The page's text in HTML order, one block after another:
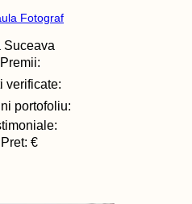
Fotograf
Suceava
verificate:
portofoliu:
€